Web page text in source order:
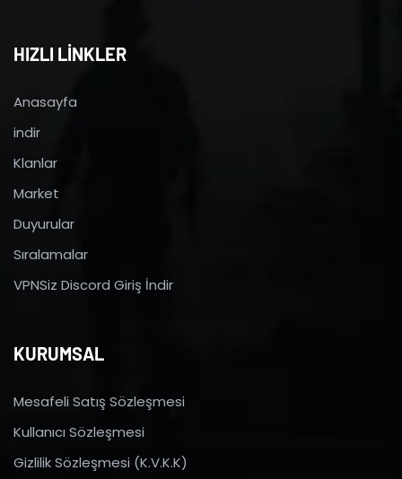
HIZLI LİNKLER
Anasayfa
indir
Klanlar
Market
Duyurular
Sıralamalar
VPNSiz Discord Giriş İndir
KURUMSAL
Mesafeli Satış Sözleşmesi
Kullanıcı Sözleşmesi
Gizlilik Sözleşmesi (K.V.K.K)